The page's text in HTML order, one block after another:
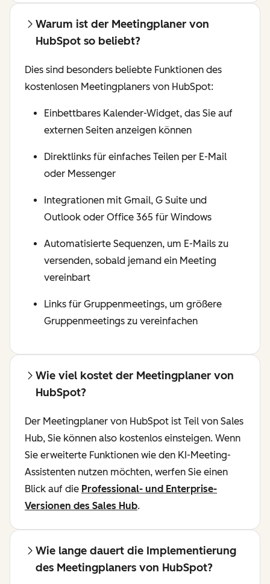
Warum ist der Meetingplaner von
HubSpot so beliebt?
Dies sind besonders beliebte Funktionen des
kostenlosen Meetingplaners von HubSpot:
Einbettbares Kalender-Widget, das Sie auf
externen Seiten anzeigen können
Direktlinks für einfaches Teilen per E-Mail
oder Messenger
Integrationen mit Gmail, G Suite und
Outlook oder Office 365 für Windows
Automatisierte Sequenzen, um E-Mails zu
versenden, sobald jemand ein Meeting
vereinbart
Links für Gruppenmeetings, um größere
Gruppenmeetings zu vereinfachen
Wie viel kostet der Meetingplaner von
HubSpot?
Der Meetingplaner von HubSpot ist Teil von Sales
Hub, Sie können also kostenlos einsteigen. Wenn
Sie erweiterte Funktionen wie den KI-Meeting-
Assistenten nutzen möchten, werfen Sie einen
Blick auf die Professional- und Enterprise-
Versionen des Sales Hub.
Wie lange dauert die Implementierung
des Meetingplaners von HubSpot?